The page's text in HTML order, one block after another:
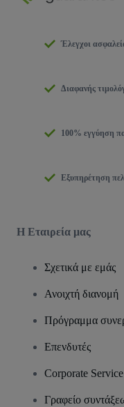
Έλεγχοι
Διαφανής
100% εγγύηση
Εξυπηρέτηση
Η Εταιρεία μας
Σχετικά με εμάς
Ανοιχτή διανομή
Πρόγραμμα
Επενδυτές
Corporate Service
Γραφείο